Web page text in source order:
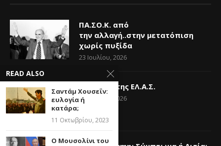
ΠΑ.ΣΟ.Κ. από
την αλλαγή..στην μετατόπιση
χωρίς πυξίδα
23 Ιουλίου, 2026
Η Ελπίδα της ΕΛ.Α.Σ.
14 Ιουνίου, 2026
READ ALSO
Σαντάμ Χουσεΐν:
ευλογία ή
κατάρα;
11 Οκτωβρίου, 2023
Ο Μουσολίνι του